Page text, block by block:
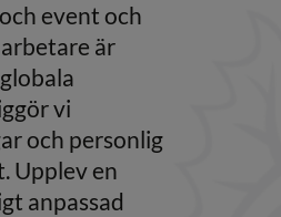
event och
är
vi
och personlig
Upplev en
anpassad